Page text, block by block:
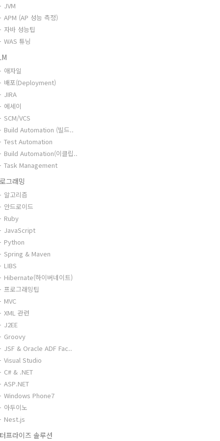
JVM
APM (AP 성능 측정)
자바 성능팁
WAS 튜닝
애자일
배포(Deployment)
JIRA
에세이
SCM/VCS
Build Automation (빌드..
Test Automation
Build Automation(이클립..
Task Management
그래밍
알고리즘
안드로이드
Ruby
JavaScript
Python
Spring & Maven
LIBS
Hibernate(하이버네이트)
프로그래밍팁
MVC
XML 관련
J2EE
Groovy
JSF & Oracle ADF Fac..
Visual Studio
C# & .NET
ASP.NET
Windows Phone7
아두이노
Nest.js
프라이즈 솔루션